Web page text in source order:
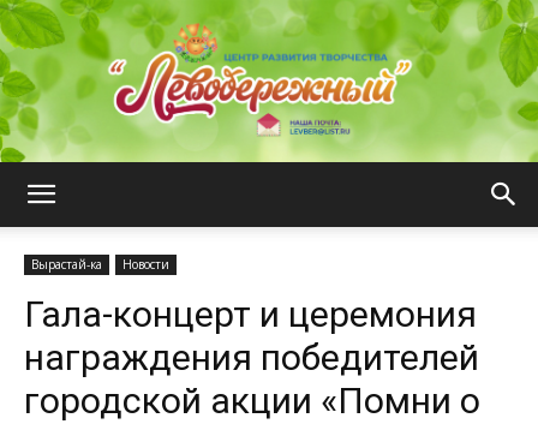
"Левобережный"
Вырастай-ка Новости
Гала-концерт и церемония
награждения победителей
городской акции «Помни о